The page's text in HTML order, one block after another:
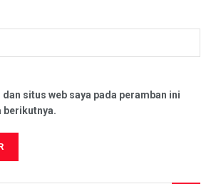
situs web saya pada peramban ini
berikutnya.